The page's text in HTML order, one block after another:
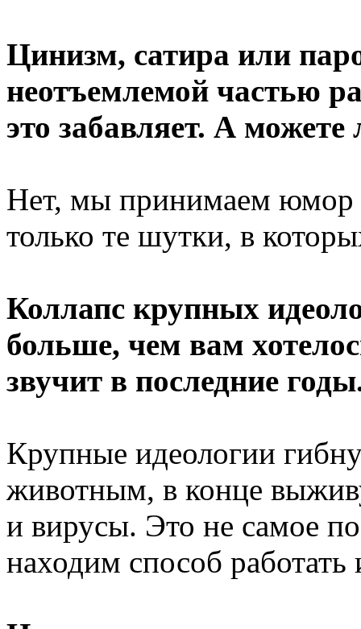
Цинизм, сатира или
неотъемлемой частью
это забавляет. А
Нет, мы принимаем юмор
только те шутки, в
Коллапс крупных
больше, чем вам
звучит в последние
Крупные идеологии
животным, в конце
и вирусы. Это не самое
находим способ